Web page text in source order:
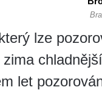
lze
let